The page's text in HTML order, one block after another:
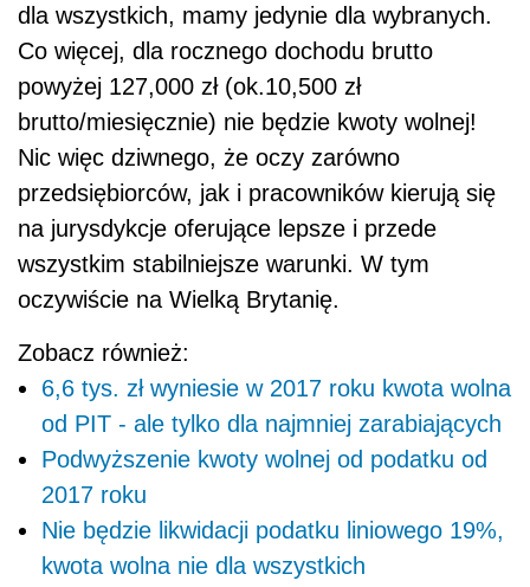
dla wszystkich, mamy jedynie dla wybranych.
Co więcej, dla rocznego dochodu brutto
powyżej 127,000 zł (ok.10,500 zł
brutto/miesięcznie) nie będzie kwoty wolnej!
Nic więc dziwnego, że oczy zarówno
przedsiębiorców, jak i pracowników kierują się
na jurysdykcje oferujące lepsze i przede
wszystkim stabilniejsze warunki. W tym
oczywiście na Wielką Brytanię.
Zobacz również:
6,6 tys. zł wyniesie w 2017 roku kwota wolna
od PIT - ale tylko dla najmniej zarabiających
Podwyższenie kwoty wolnej od podatku od
2017 roku
Nie będzie likwidacji podatku liniowego 19%,
kwota wolna nie dla wszystkich